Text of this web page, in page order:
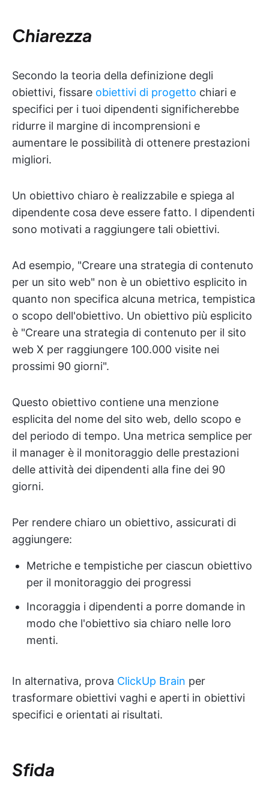
Chiarezza
Secondo la teoria della definizione degli
obiettivi, fissare obiettivi di progetto chiari e
specifici per i tuoi dipendenti significherebbe
ridurre il margine di incomprensioni e
aumentare le possibilità di ottenere prestazioni
migliori.
Un obiettivo chiaro è realizzabile e spiega al
dipendente cosa deve essere fatto. I dipendenti
sono motivati a raggiungere tali obiettivi.
Ad esempio, "Creare una strategia di contenuto
per un sito web" non è un obiettivo esplicito in
quanto non specifica alcuna metrica, tempistica
o scopo dell'obiettivo. Un obiettivo più esplicito
è "Creare una strategia di contenuto per il sito
web X per raggiungere 100.000 visite nei
prossimi 90 giorni".
Questo obiettivo contiene una menzione
esplicita del nome del sito web, dello scopo e
del periodo di tempo. Una metrica semplice per
il manager è il monitoraggio delle prestazioni
delle attività dei dipendenti alla fine dei 90
giorni.
Per rendere chiaro un obiettivo, assicurati di
aggiungere:
Metriche e tempistiche per ciascun obiettivo
per il monitoraggio dei progressi
Incoraggia i dipendenti a porre domande in
modo che l'obiettivo sia chiaro nelle loro
menti.
In alternativa, prova ClickUp Brain per
trasformare obiettivi vaghi e aperti in obiettivi
specifici e orientati ai risultati.
Sfida